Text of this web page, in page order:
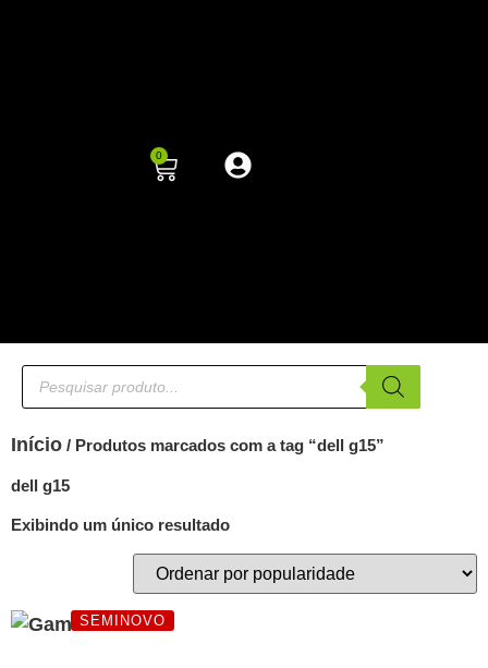
0
Início / Produtos marcados com a tag “dell g15”
dell g15
Exibindo um único resultado
SEMINOVO